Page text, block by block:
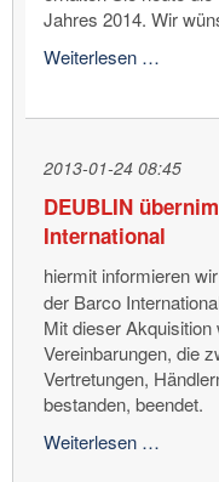
Jahres 2014. Wir
Weiterlesen …
2013-01-24 08:45
DEUBLIN
International
hiermit informieren
der Barco
Mit dieser Akquisition
Vereinbarungen, die
Vertretungen,
bestanden, beendet.
Weiterlesen …